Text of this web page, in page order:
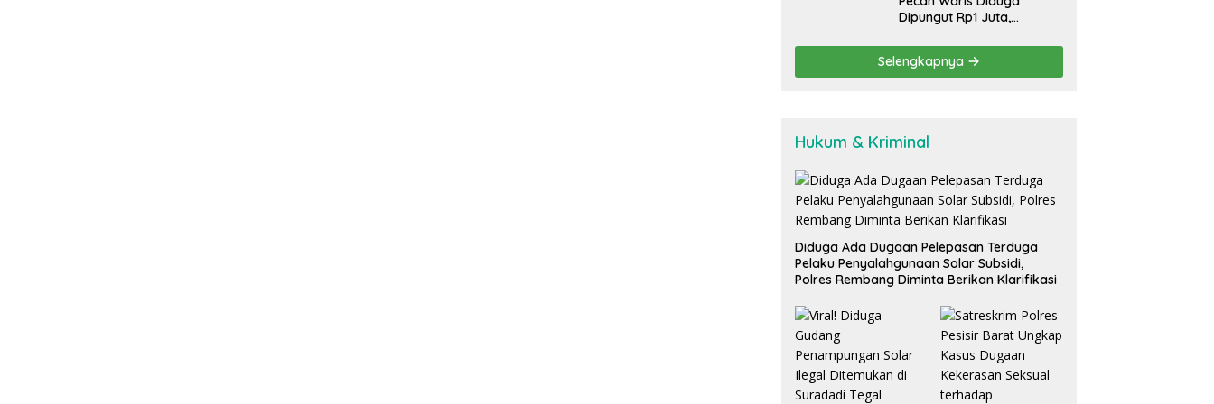
Dipungut Rp1 Juta,
Boja Jadi Sorotan Publik
Selengkapnya
Hukum & Kriminal
Diduga Ada Dugaan Pelepasan Terduga
Pelaku Penyalahgunaan Solar Subsidi,
Polres Rembang Diminta Berikan Klarifikasi